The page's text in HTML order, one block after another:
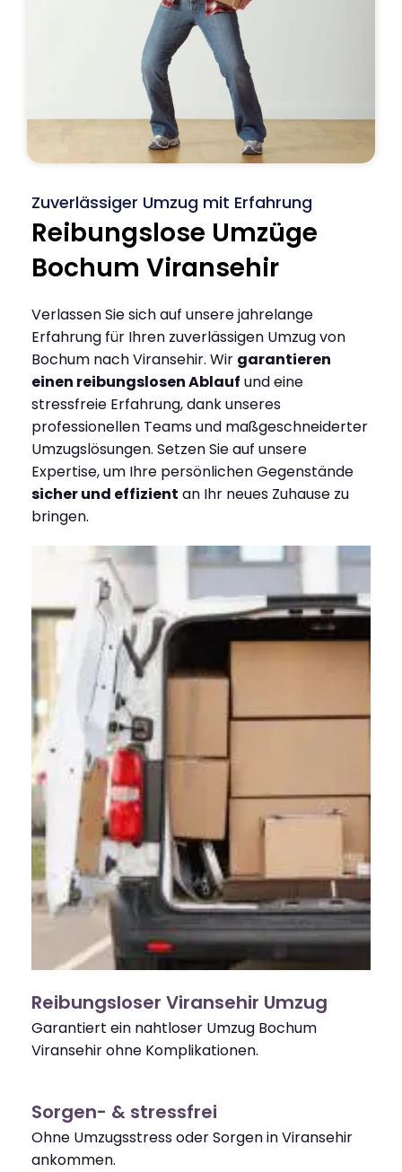
Zuverlässiger Umzug mit Erfahrung
Reibungslose Umzüge
Bochum Viransehir
Verlassen Sie sich auf unsere jahrelange
Erfahrung für Ihren zuverlässigen Umzug von
Bochum nach Viransehir. Wir garantieren
einen reibungslosen Ablauf und eine
stressfreie Erfahrung, dank unseres
professionellen Teams und maßgeschneiderter
Umzugslösungen. Setzen Sie auf unsere
Expertise, um Ihre persönlichen Gegenstände
sicher und effizient an Ihr neues Zuhause zu
bringen.
Reibungsloser Viransehir Umzug
Garantiert ein nahtloser Umzug Bochum
Viransehir ohne Komplikationen.
Sorgen- & stressfrei
Ohne Umzugsstress oder Sorgen in Viransehir
ankommen.